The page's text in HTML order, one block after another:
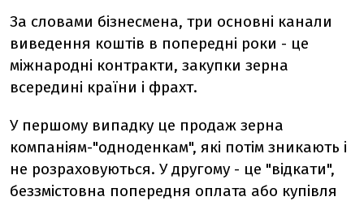
За словами бізнесмена, три основні канали
виведення коштів в попередні роки - це
міжнародні контракти, закупки зерна
всередині країни і фрахт.
У першому випадку це продаж зерна
компаніям-"одноденкам", які потім зникають і
не розраховуються. У другому - це "відкати",
беззмістовна попередня оплата або купівля